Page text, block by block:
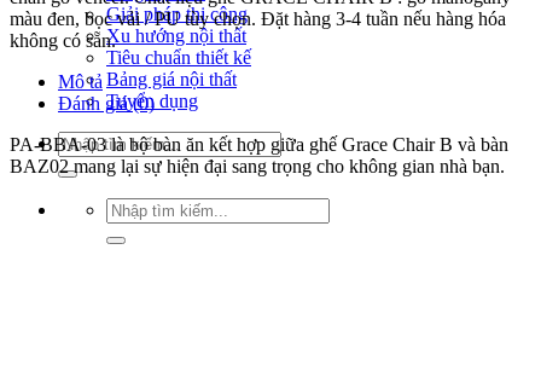
Giải pháp thi công
Xu hướng nội thất
Tiêu chuẩn thiết kế
Bảng giá nội thất
Tuyển dụng
Tìm
kiếm:
Tìm
kiếm:
màu đen, bọc vải / PU tùy chọn. Đặt hàng 3-4 tuần nếu hàng hóa
không có sẵn.
Mô tả
Đánh giá (0)
PA-BBA-03 là bộ bàn ăn kết hợp giữa ghế Grace Chair B và bàn
BAZ02 mang lại sự hiện đại sang trọng cho không gian nhà bạn.